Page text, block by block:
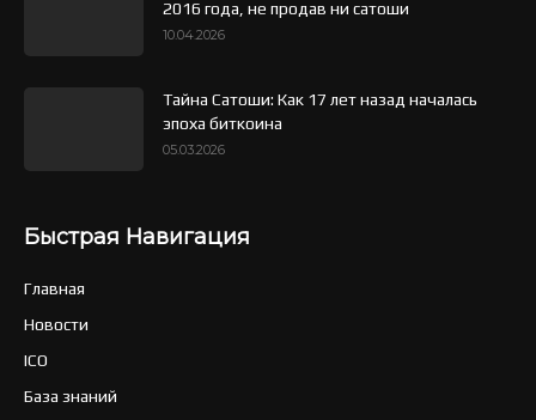
2016 года, не продав ни сатоши
10.04.2026
Тайна Сатоши: Как 17 лет назад началась
эпоха биткоина
05.03.2026
Быстрая Навигация
Главная
Новости
ICO
База знаний